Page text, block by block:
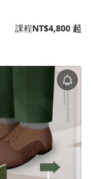
課程NT$4,800 起